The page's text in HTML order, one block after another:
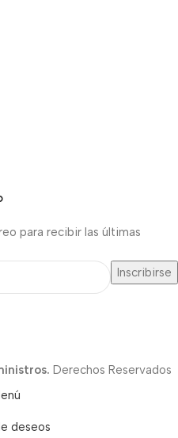
para recibir las últimas
Derechos Reservados
deseos